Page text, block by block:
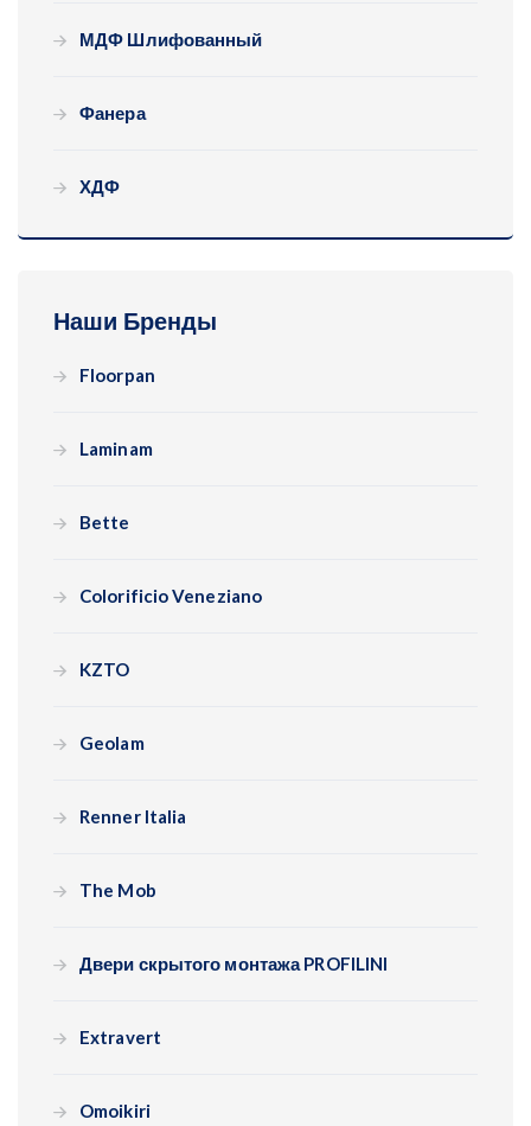
МДФ Шлифованный
Фанера
ХДФ
Наши Бренды
Floorpan
Laminam
Bette
Colorificio Veneziano
KZTO
Geolam
Renner Italia
The Mob
Двери скрытого монтажа PROFILINI
Extravert
Omoikiri